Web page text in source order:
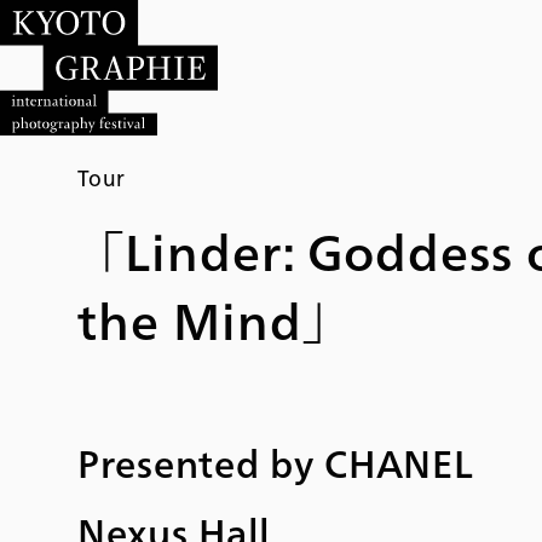
Tour
「Linder: Goddess
the Mind」
Presented by CHANEL